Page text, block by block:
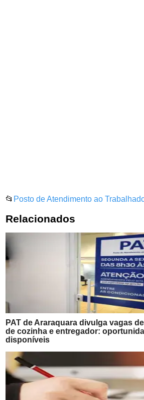
📂 Posto de Atendimento ao
Relacionados
PAT de Araraquara divulga vagas
de cozinha e entregador:
disponíveis